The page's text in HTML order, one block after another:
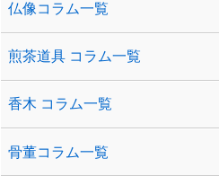
仏像コラム一覧
煎茶道具 コラム一覧
香木 コラム一覧
骨董コラム一覧